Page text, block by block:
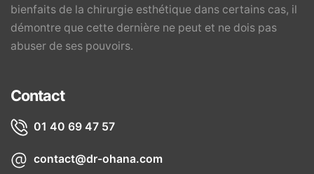
bienfaits de la chirurgie esthétique dans certains cas, il
démontre que cette dernière ne peut et ne dois pas
abuser de ses pouvoirs.
Contact
01 40 69 47 57
contact@dr-ohana.com